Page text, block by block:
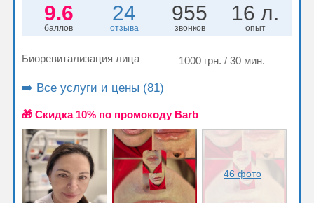
9.6
баллов
24
отзыва
955
звонков
16 л.
опыт
Биоревитализация лица 1000 грн. / 30 мин.
➡️ Все услуги и цены (81)
🎁 Cкидка 10% по промокоду Barb
46 фото